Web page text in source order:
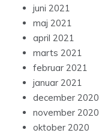
juni 2021
maj 2021
april 2021
marts 2021
februar 2021
januar 2021
december 2020
november 2020
oktober 2020